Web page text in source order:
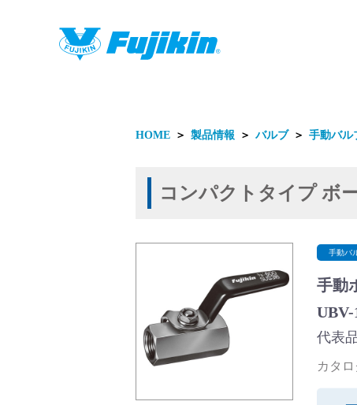
製品情報
バルブ・継手・システムを探す
製品情報
HOME ＞ 製品情報 ＞ バルブ ＞ 手動バル
コンパクトタイプ ボ
手動バ
手動
代表
カタ